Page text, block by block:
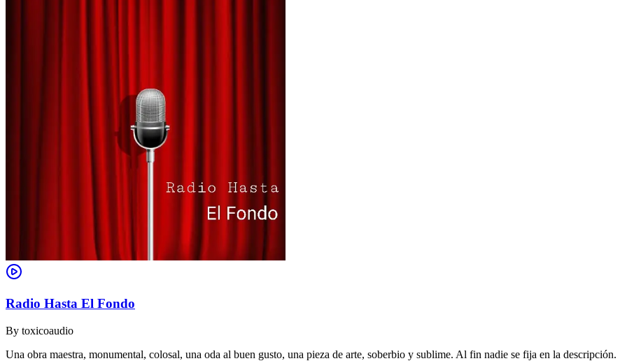
Radio Hasta El Fondo
By toxicoaudio
Una obra maestra, monumental, colosal, una oda al buen gusto, una pieza de arte, soberbio y sublime. Al fin nadie se fija en la descripción.